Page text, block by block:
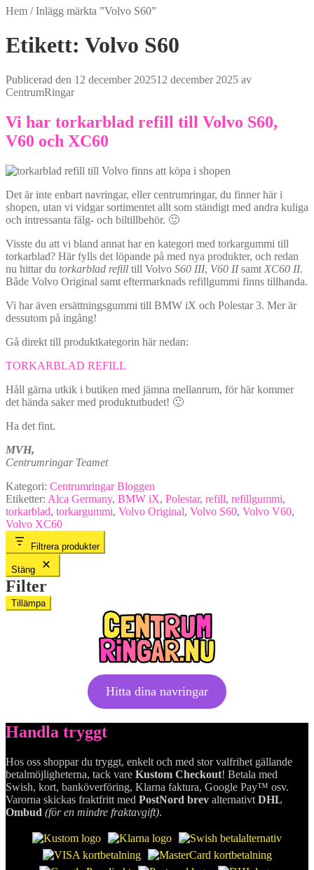
Hem /Inlägg märkta ”Volvo S60”
Etikett: Volvo S60
Publicerad den 12 december 202512 december 2025 av
CentrumRingar
Vi har torkarblad refill till Volvo S60,
V60 och XC60
Det är inte enbart navringar, eller centrumringar, du finner här i
shopen, utan vi vidgar sortimentet allt som ständigt med andra kuliga
och intressanta fälg- och biltillbehör. 🙂
Visste du att vi bland annat har en kategori med torkargummi till
torkarblad? Här fylls det löpande på med nya produkter, och redan
nu hittar du torkarblad refill till Volvo S60 III, V60 IIsamt XC60 II.
Både Volvo Original samt eftermarknads refillgummi finns tillhanda.
Vi har även ersättningsgummi till BMW iX och Polestar 3. Mer är
dessutom på ingång!
Gå direkt till produktkategorin här nedan:
TORKARBLAD REFILL
Håll gärna utkik i butiken med jämna mellanrum, för här kommer
det hända saker med produktutbudet! 🙂
Ha det fint.
MVH,
Centrumringar Teamet
Kategori: Centrumringar Bloggen
Etiketter: Alca Germany, BMW iX, Polestar, refill, refillgummi,
torkarblad, torkargummi, Volvo Original, Volvo S60, Volvo V60,
Volvo XC60
Filtrera produkter
Stäng
Filter
Tillämpa
Hitta dina navringar
Handla tryggt
Hos oss shoppar du tryggt, enkelt och med stor valfrihet gällande
betalmöjligheterna, tack vare Kustom Checkout! Betala med
Swish, kort, banköverföring, Klarna faktura, Google Pay™ osv.
Varorna skickas fraktfritt med PostNord brev alternativt DHL
Ombud (för en mindre fraktavgift).